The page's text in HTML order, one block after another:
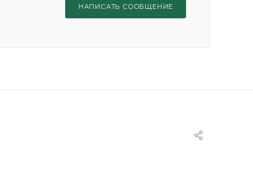
НАПИСАТЬ СООБЩЕНИЕ